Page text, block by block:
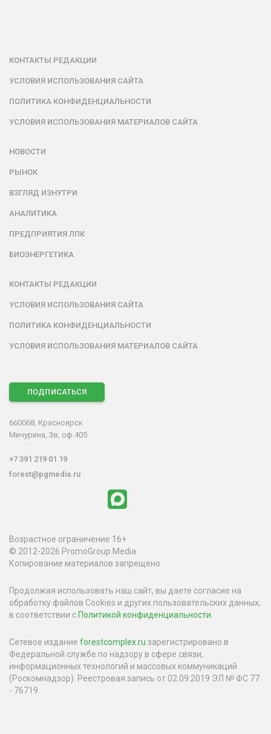
КОНТАКТЫ РЕДАКЦИИ
УСЛОВИЯ ИСПОЛЬЗОВАНИЯ САЙТА
ПОЛИТИКА КОНФИДЕНЦИАЛЬНОСТИ
УСЛОВИЯ ИСПОЛЬЗОВАНИЯ МАТЕРИАЛОВ САЙТА
НОВОСТИ
РЫНОК
ВЗГЛЯД ИЗНУТРИ
АНАЛИТИКА
ПРЕДПРИЯТИЯ ЛПК
БИОЭНЕРГЕТИКА
КОНТАКТЫ РЕДАКЦИИ
УСЛОВИЯ ИСПОЛЬЗОВАНИЯ САЙТА
ПОЛИТИКА КОНФИДЕНЦИАЛЬНОСТИ
УСЛОВИЯ ИСПОЛЬЗОВАНИЯ МАТЕРИАЛОВ САЙТА
ПОДПИСАТЬСЯ
660068, Красноярск
Мичурина, 3в, оф.405
+7 391 219 01 19
forest@pgmedia.ru
Возрастное ограничение 16+
© 2012-2026 PromoGroup Media
Копирование материалов запрещено.
Продолжая использовать наш сайт, вы даете согласие на
обработку файлов Cookies и других пользовательских данных,
в соответствии с Политикой конфиденциальности
Сетевое издание forestcomplex.ru зарегистрировано в
Федеральной службе по надзору в сфере связи,
информационных технологий и массовых коммуникаций
(Роскомнадзор). Реестровая запись от 02.09.2019 ЭЛ № ФС 77
- 76719.